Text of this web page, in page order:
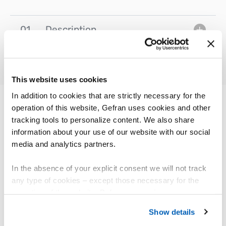
This website uses cookies
In addition to cookies that are strictly necessary for the
operation of this website, Gefran uses cookies and other
tracking tools to personalize content. We also share
information about your use of our website with our social
media and analytics partners.
In the absence of your explicit consent we will not track
any type of cookies – except those necessary for the
Gefran - Cookie
Show details
01 Description
AUTRES PRODUITS
Vous pourriez être intéressé par